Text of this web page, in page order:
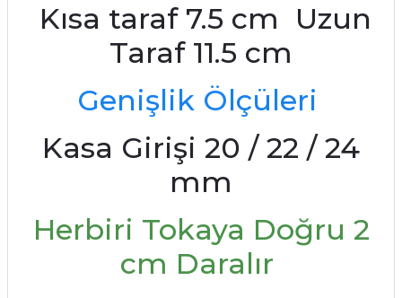
Kısa taraf 7.5 cm Uzun
Taraf 11.5 cm
Genişlik Ölçüleri
Kasa Girişi 20 / 22 / 24
mm
Herbiri Tokaya Doğru 2
cm Daralır